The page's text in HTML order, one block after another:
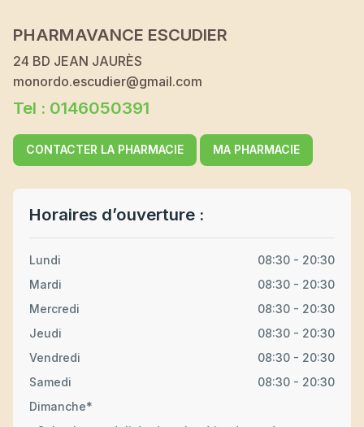
PHARMAVANCE ESCUDIER
24 BD JEAN JAURÈS
monordo.escudier@gmail.com
Tel : 0146050391
CONTACTER LA PHARMACIE MA PHARMACIE
Horaires d’ouverture :
Lundi
08:30 - 20:30
Mardi
08:30 - 20:30
Mercredi
08:30 - 20:30
Jeudi
08:30 - 20:30
Vendredi
08:30 - 20:30
Samedi
08:30 - 20:30
Dimanche*